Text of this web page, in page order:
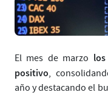
El mes de marzo
positivo,
año y destacando el